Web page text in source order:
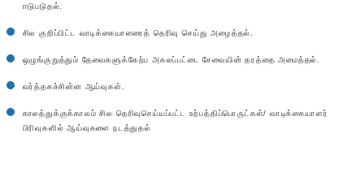
ஈடுபடுதல்.
சில குறிப்பிட்ட வாடிக்கையாளரைத் தெரிவு செய்து அழைத்தல்.
ஒழுங்குறுத்தும் தேவைகளுக்கேற்ப அகலப்பட்டை சேவையின் தரத்தை அமைத்தல்.
வர்த்தகச்சின்ன ஆய்வுகள்.
காலத்துக்குக்காலம் சில தெரிவுசெய்யப்பட்ட உற்பத்திப்பொருட்கள்/ வாடிக்கையாளர்
பிரிவுகளில் ஆய்வுகளை நடத்துதல்